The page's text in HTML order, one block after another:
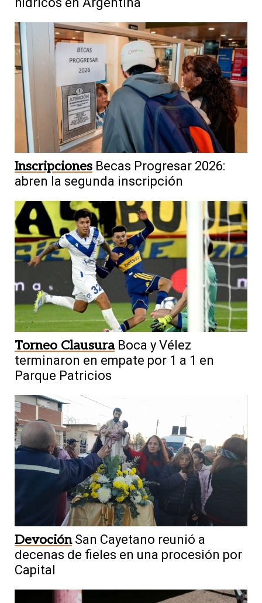
Inscripciones Becas Progresar 2026:
abren la segunda inscripción
Torneo Clausura Boca y Vélez
terminaron en empate por 1 a 1 en
Parque Patricios
Devoción San Cayetano reunió a
decenas de fieles en una procesión por
Capital